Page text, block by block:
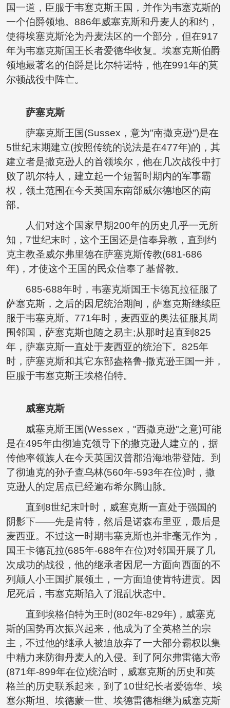
国一道，臣服于韦塞克斯王国，并作为韦塞克斯的
一个伯爵领地。886年威塞克斯和丹麦人的和约，
使得埃塞克斯沦为丹麦法区的一个部分，但在917
年为韦塞克斯国王长者爱德华收复。埃塞克斯伯爵
领地最著名的伯爵是比尔特诺特，他在991年的莫
尔顿战役中阵亡。
萨塞克斯
萨塞克斯王国(Sussex，意为"南撒克逊")是在
5世纪末期建立(按照传统的说法是在477年)的，其
建立者是撒克逊人的首领埃尔，他在几次战役中打
败了凯尔特人，建立起一个短暂时期内的军事霸
权，领土范围在今天英国东南部威尔德地区的南
部。
人们对这个国家早期200年的历史几乎一无所
知，7世纪末时，这个王国还是信奉异教，直到约
克主教圣威尔弗里德在萨塞克斯传教(681-686
年)，才使这个王国的民众信奉了基督教。
685-688年时，韦塞克斯国王卡德瓦拉征服了
萨塞克斯，之后的因尼统治期间，萨塞克斯继续臣
服于韦塞克斯。771年时，麦西亚的奥法征服其周
围邻国，萨塞克斯也随之易主;从那时起直到825
年，萨塞克斯一直处于麦西亚的统治下。825年
时，萨塞克斯和其它东部盎格鲁-撒克逊王国一并，
臣服于韦塞克斯王埃格伯特。
威塞克斯
威塞克斯王国(Wessex，"西撒克逊"之意)可能
是在495年由彻迪克领导下的撒克逊人建立的，据
传他率领族人在今天英国汉普郡沿海地带登陆。到
了彻迪克的孙子查乌林(560年-593年在位)时，撒
克逊人的定居点已经遍布希尔腾山脉。
直到8世纪末叶时，威塞克斯一直处于强国的
阴影下——先是肯特，然后是诺森布里亚，最后是
麦西亚。不过这一时期韦塞克斯也并非毫无作为，
国王卡德瓦拉(685年-688年在位)对邻国开展了几
次成功的战役，他的继承者因尼一方面向西面的不
列颠人小王国扩展领土，一方面迫使肯特进贡。因
尼死后，韦塞克斯陷入了混乱状态中。
直到埃格伯特为王时(802年-829年)，威塞克
斯的国势再次振兴起来，他成为了全英格兰的宗
主，不过他的继承人被迫放弃了一大部分霸权以集
中精力来防御丹麦人的入侵。到了阿尔弗雷德大帝
(871年-899年在位)统治时，威塞克斯的历史和英
格兰的历史联系起来，到了10世纪长者爱德华、埃
塞尔斯坦、埃德蒙一世、埃德雷德相继为威塞克斯